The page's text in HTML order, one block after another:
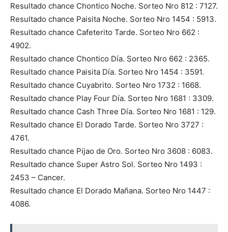
Resultado chance Chontico Noche. Sorteo Nro 812 : 7127.
Resultado chance Paisita Noche. Sorteo Nro 1454 : 5913.
Resultado chance Cafeterito Tarde. Sorteo Nro 662 :
4902.
Resultado chance Chontico Día. Sorteo Nro 662 : 2365.
Resultado chance Paisita Día. Sorteo Nro 1454 : 3591.
Resultado chance Cuyabrito. Sorteo Nro 1732 : 1668.
Resultado chance Play Four Día. Sorteo Nro 1681 : 3309.
Resultado chance Cash Three Día. Sorteo Nro 1681 : 129.
Resultado chance El Dorado Tarde. Sorteo Nro 3727 :
4761.
Resultado chance Pijao de Oro. Sorteo Nro 3608 : 6083.
Resultado chance Super Astro Sol. Sorteo Nro 1493 :
2453 – Cancer.
Resultado chance El Dorado Mañana. Sorteo Nro 1447 :
4086.